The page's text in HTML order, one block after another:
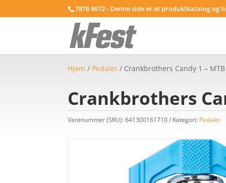
7876 8672 - Denne side er et produktkatalog
Hjem / Pedaler / Crankbrothers Candy 1 –
Crankbrothers
Varenummer (SKU):641300161710 Kategori: Pedaler